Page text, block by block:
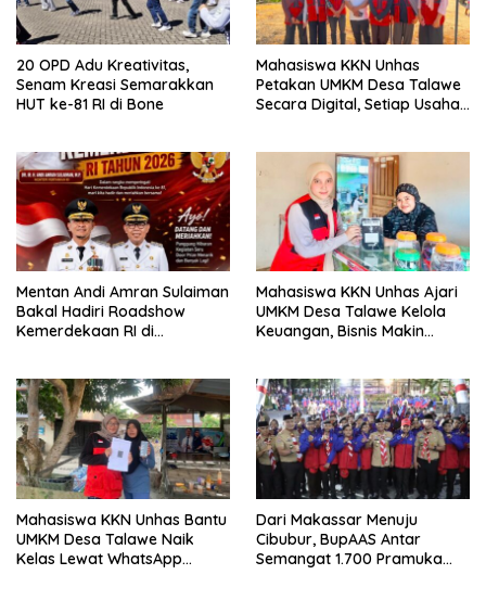
20 OPD Adu Kreativitas,
Senam Kreasi Semarakkan
HUT ke-81 RI di Bone
Mahasiswa KKN Unhas
Petakan UMKM Desa Talawe
Secara Digital, Setiap Usaha
Mentan Andi Amran Sulaiman
Bakal Hadiri Roadshow
Kemerdekaan RI di
Dibagikan
Mahasiswa KKN Unhas Ajari
UMKM Desa Talawe Kelola
Keuangan, Bisnis Makin
Mahasiswa KKN Unhas Bantu
UMKM Desa Talawe Naik
Kelas Lewat WhatsApp
Dari Makassar Menuju
Cibubur, BupAAS Antar
Semangat 1.700 Pramuka